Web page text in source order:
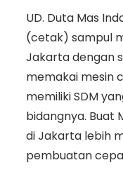
UD. Duta Mas
(cetak) sampul
Jakarta dengan
memakai mesin
memiliki SDM
bidangnya. Buat
di Jakarta lebih
pembuatan